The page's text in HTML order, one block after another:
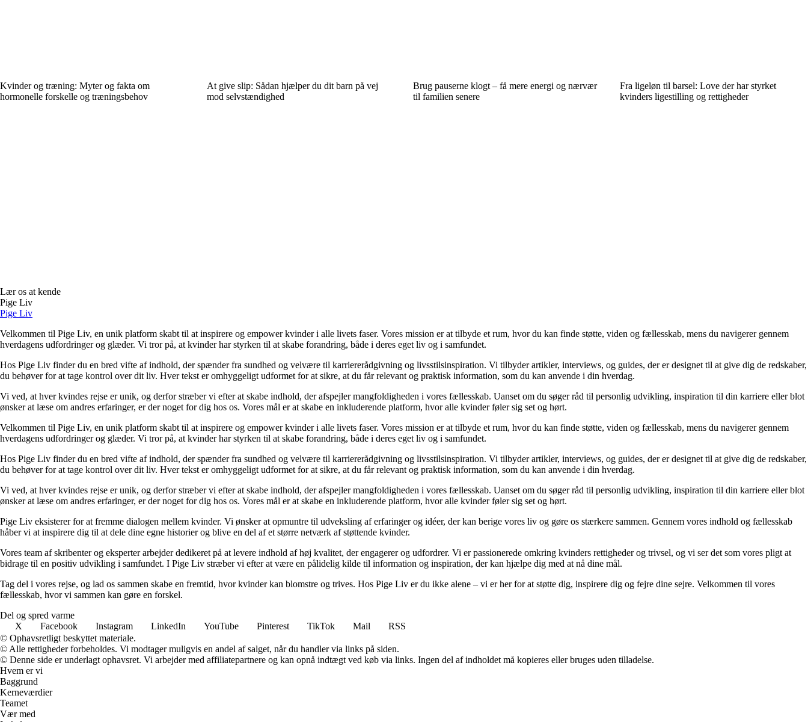
Kvinder og træning: Myter og fakta om
hormonelle forskelle og træningsbehov
At give slip: Sådan hjælper du dit barn på vej
mod selvstændighed
Brug pauserne klogt – få mere energi og nærvær
til familien senere
Fra ligeløn til barsel: Love der har styrket
kvinders ligestilling og rettigheder
Lær os at kende
Pige Liv
Pige Liv
Velkommen til Pige Liv, en unik platform skabt til at inspirere og empower kvinder i alle livets faser. Vores mission er at tilbyde et rum, hvor du kan finde støtte, viden og fællesskab, mens du navigerer gennem
hverdagens udfordringer og glæder. Vi tror på, at kvinder har styrken til at skabe forandring, både i deres eget liv og i samfundet.
Hos Pige Liv finder du en bred vifte af indhold, der spænder fra sundhed og velvære til karriererådgivning og livsstilsinspiration. Vi tilbyder artikler, interviews, og guides, der er designet til at give dig de redskaber,
du behøver for at tage kontrol over dit liv. Hver tekst er omhyggeligt udformet for at sikre, at du får relevant og praktisk information, som du kan anvende i din hverdag.
Vi ved, at hver kvindes rejse er unik, og derfor stræber vi efter at skabe indhold, der afspejler mangfoldigheden i vores fællesskab. Uanset om du søger råd til personlig udvikling, inspiration til din karriere eller blot
ønsker at læse om andres erfaringer, er der noget for dig hos os. Vores mål er at skabe en inkluderende platform, hvor alle kvinder føler sig set og hørt.
Velkommen til Pige Liv, en unik platform skabt til at inspirere og empower kvinder i alle livets faser. Vores mission er at tilbyde et rum, hvor du kan finde støtte, viden og fællesskab, mens du navigerer gennem
hverdagens udfordringer og glæder. Vi tror på, at kvinder har styrken til at skabe forandring, både i deres eget liv og i samfundet.
Hos Pige Liv finder du en bred vifte af indhold, der spænder fra sundhed og velvære til karriererådgivning og livsstilsinspiration. Vi tilbyder artikler, interviews, og guides, der er designet til at give dig de redskaber,
du behøver for at tage kontrol over dit liv. Hver tekst er omhyggeligt udformet for at sikre, at du får relevant og praktisk information, som du kan anvende i din hverdag.
Vi ved, at hver kvindes rejse er unik, og derfor stræber vi efter at skabe indhold, der afspejler mangfoldigheden i vores fællesskab. Uanset om du søger råd til personlig udvikling, inspiration til din karriere eller blot
ønsker at læse om andres erfaringer, er der noget for dig hos os. Vores mål er at skabe en inkluderende platform, hvor alle kvinder føler sig set og hørt.
Pige Liv eksisterer for at fremme dialogen mellem kvinder. Vi ønsker at opmuntre til udveksling af erfaringer og idéer, der kan berige vores liv og gøre os stærkere sammen. Gennem vores indhold og fællesskab
håber vi at inspirere dig til at dele dine egne historier og blive en del af et større netværk af støttende kvinder.
Vores team af skribenter og eksperter arbejder dedikeret på at levere indhold af høj kvalitet, der engagerer og udfordrer. Vi er passionerede omkring kvinders rettigheder og trivsel, og vi ser det som vores pligt at
bidrage til en positiv udvikling i samfundet. I Pige Liv stræber vi efter at være en pålidelig kilde til information og inspiration, der kan hjælpe dig med at nå dine mål.
Tag del i vores rejse, og lad os sammen skabe en fremtid, hvor kvinder kan blomstre og trives. Hos Pige Liv er du ikke alene – vi er her for at støtte dig, inspirere dig og fejre dine sejre. Velkommen til vores
fællesskab, hvor vi sammen kan gøre en forskel.
Del og spred varme
X
Facebook Instagram LinkedIn YouTube Pinterest TikTok Mail
RSS
© Ophavsretligt beskyttet materiale.
© Alle rettigheder forbeholdes. Vi modtager muligvis en andel af salget, når du handler via links på siden.
© Denne side er underlagt ophavsret. Vi arbejder med affiliatepartnere og kan opnå indtægt ved køb via links. Ingen del af indholdet må kopieres eller bruges uden tilladelse.
Hvem er vi
Baggrund
Kerneværdier
Teamet
Vær med